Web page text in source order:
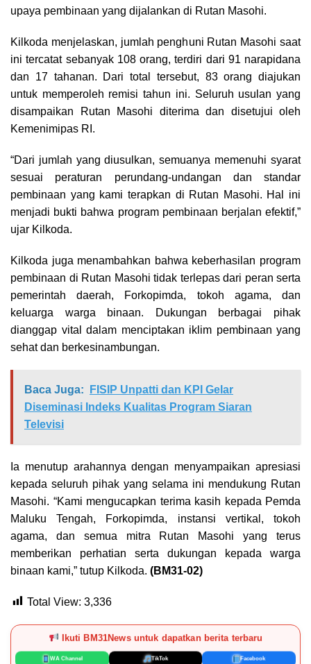
upaya pembinaan yang dijalankan di Rutan Masohi.
Kilkoda menjelaskan, jumlah penghuni Rutan Masohi saat
ini tercatat sebanyak 108 orang, terdiri dari 91 narapidana
dan 17 tahanan. Dari total tersebut, 83 orang diajukan
untuk memperoleh remisi tahun ini. Seluruh usulan yang
disampaikan Rutan Masohi diterima dan disetujui oleh
Kemenimipas RI.
“Dari jumlah yang diusulkan, semuanya memenuhi syarat
sesuai peraturan perundang-undangan dan standar
pembinaan yang kami terapkan di Rutan Masohi. Hal ini
menjadi bukti bahwa program pembinaan berjalan efektif,”
ujar Kilkoda.
Kilkoda juga menambahkan bahwa keberhasilan program
pembinaan di Rutan Masohi tidak terlepas dari peran serta
pemerintah daerah, Forkopimda, tokoh agama, dan
keluarga warga binaan. Dukungan berbagai pihak
dianggap vital dalam menciptakan iklim pembinaan yang
sehat dan berkesinambungan.
Baca Juga:
FISIP Unpatti dan KPI Gelar
Diseminasi Indeks Kualitas Program Siaran
Televisi
Ia menutup arahannya dengan menyampaikan apresiasi
kepada seluruh pihak yang selama ini mendukung Rutan
Masohi. “Kami mengucapkan terima kasih kepada Pemda
Maluku Tengah, Forkopimda, instansi vertikal, tokoh
agama, dan semua mitra Rutan Masohi yang terus
memberikan perhatian serta dukungan kepada warga
binaan kami,” tutup Kilkoda. (BM31-02)
Total View: 3,336
Ikuti BM31News untuk dapatkan berita terbaru
WA Channel TikTok Facebook